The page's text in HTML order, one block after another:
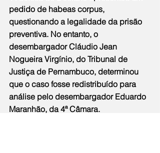
pedido de habeas corpus,
questionando a legalidade da prisão
preventiva. No entanto, o
desembargador Cláudio Jean
Nogueira Virgínio, do Tribunal de
Justiça de Pernambuco, determinou
que o caso fosse redistribuído para
análise pelo desembargador Eduardo
Maranhão, da 4ª Câmara.